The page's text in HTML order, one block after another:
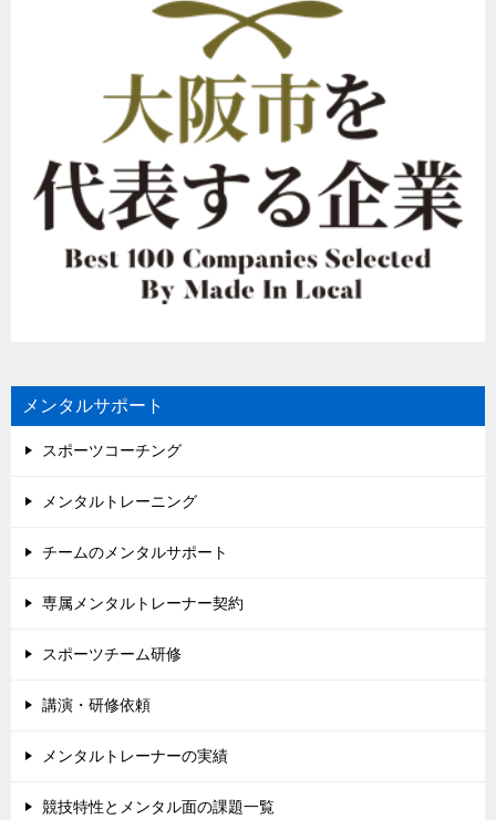
メンタルサポート
スポーツコーチング
メンタルトレーニング
チームのメンタルサポート
専属メンタルトレーナー契約
スポーツチーム研修
講演・研修依頼
メンタルトレーナーの実績
競技特性とメンタル面の課題一覧